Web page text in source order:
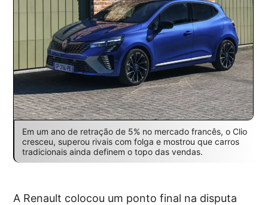
Em um ano de retração de 5% no mercado francês, o Clio
cresceu, superou rivais com folga e mostrou que carros
tradicionais ainda definem o topo das vendas.
A Renault colocou um ponto final na disputa